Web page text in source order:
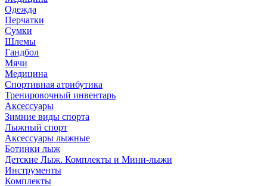
Одежда
Перчатки
Сумки
Шлемы
Гандбол
Мячи
Медицина
Спортивная атрибутика
Тренировочный инвентарь
Аксессуары
Зимние виды спорта
Лыжный спорт
Аксессуары лыжные
Ботинки лыж
Детские Лыж. Комплекты и Мини-лыжи
Инструменты
Комплекты